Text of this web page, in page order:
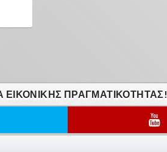
ΠΡΑΓΜΑΤΙΚΟΤΗΤΑΣ!